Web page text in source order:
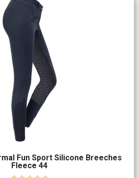
Fun Sport Silicone Breeches
Fleece 44